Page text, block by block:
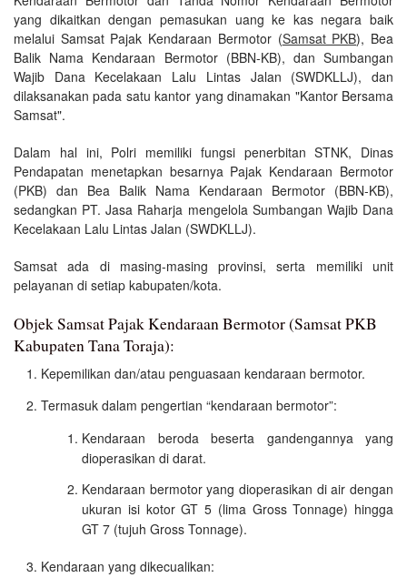
yang dikaitkan dengan pemasukan uang ke kas negara baik
melalui Samsat Pajak Kendaraan Bermotor (Samsat PKB), Bea
Balik Nama Kendaraan Bermotor (BBN-KB), dan Sumbangan
Wajib Dana Kecelakaan Lalu Lintas Jalan (SWDKLLJ), dan
dilaksanakan pada satu kantor yang dinamakan "Kantor Bersama
Samsat".
Dalam hal ini, Polri memiliki fungsi penerbitan STNK, Dinas
Pendapatan menetapkan besarnya Pajak Kendaraan Bermotor
(PKB) dan Bea Balik Nama Kendaraan Bermotor (BBN-KB),
sedangkan PT. Jasa Raharja mengelola Sumbangan Wajib Dana
Kecelakaan Lalu Lintas Jalan (SWDKLLJ).
Samsat ada di masing-masing provinsi, serta memiliki unit
pelayanan di setiap kabupaten/kota.
Objek Samsat Pajak Kendaraan Bermotor (Samsat PKB
Kabupaten Tana Toraja):
Kepemilikan dan/atau penguasaan kendaraan bermotor.
Termasuk dalam pengertian “kendaraan bermotor”:
Kendaraan beroda beserta gandengannya yang
dioperasikan di darat.
Kendaraan bermotor yang dioperasikan di air dengan
ukuran isi kotor GT 5 (lima Gross Tonnage) hingga
GT 7 (tujuh Gross Tonnage).
Kendaraan yang dikecualikan: